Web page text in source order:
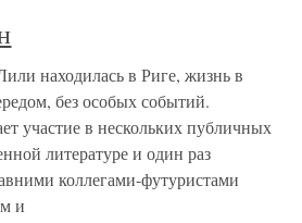
находилась в Риге, жизнь в
без особых событий.
участие в нескольких публичных
литературе и один раз
коллегами-футуристами
и